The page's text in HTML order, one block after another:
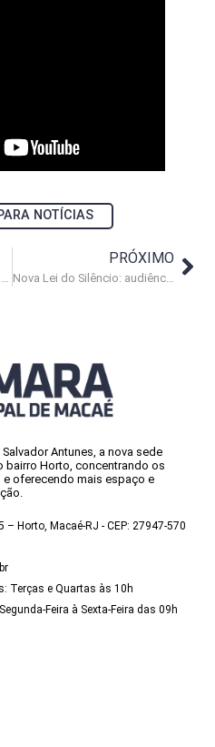
NOTÍCIAS
PRÓXIMO
Nova Lei do Silêncio: audiência pública acontece na próxima segunda-feira (18)
Antunes, a nova sede
bairro Horto, concentrando os
oferecendo mais espaço e
Horto, Macaé-RJ - CEP: 27947-570
Terças e Quartas às 10h
Feira à Sexta-Feira das 09h